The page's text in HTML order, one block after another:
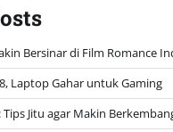
Bersinar di Film Romance
Laptop Gahar untuk Gaming
Tips Jitu agar Makin